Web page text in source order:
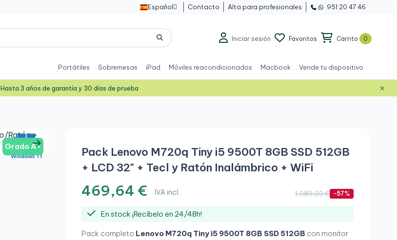
Español  Contacto Alta para profesionales 951 20 47 46
Iniciar sesión Favoritos Carrito 0
Portátiles Sobremesas iPad Móviles reacondicionados Macbook Vende tu dispositivo
Hasta 3 años de garantía y 30 días de prueba ×
Grado A+ Grado A+
Pack Lenovo M720q Tiny i5 9500T 8GB SSD 512GB
+ LCD 32" + Tecl y Ratón Inalámbrico + WiFi
469,64 € IVA incl. 1.089,00 € -57%
En stock ¡Recíbelo en 24/48h!
Pack completo Lenovo M720q Tiny i5 9500T 8GB SSD 512GB con monitor